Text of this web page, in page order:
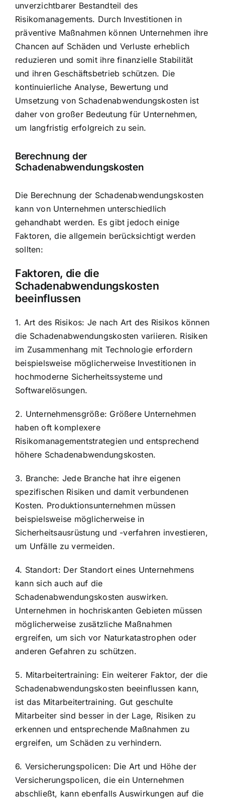
unverzichtbarer Bestandteil des
Risikomanagements. Durch Investitionen in
präventive Maßnahmen können Unternehmen ihre
Chancen auf Schäden und Verluste erheblich
reduzieren und somit ihre finanzielle Stabilität
und ihren Geschäftsbetrieb schützen. Die
kontinuierliche Analyse, Bewertung und
Umsetzung von Schadenabwendungskosten ist
daher von großer Bedeutung für Unternehmen,
um langfristig erfolgreich zu sein.
Berechnung der
Schadenabwendungskosten
Die Berechnung der Schadenabwendungskosten
kann von Unternehmen unterschiedlich
gehandhabt werden. Es gibt jedoch einige
Faktoren, die allgemein berücksichtigt werden
sollten:
Faktoren, die die
Schadenabwendungskosten
beeinflussen
1. Art des Risikos: Je nach Art des Risikos können
die Schadenabwendungskosten variieren. Risiken
im Zusammenhang mit Technologie erfordern
beispielsweise möglicherweise Investitionen in
hochmoderne Sicherheitssysteme und
Softwarelösungen.
2. Unternehmensgröße: Größere Unternehmen
haben oft komplexere
Risikomanagementstrategien und entsprechend
höhere Schadenabwendungskosten.
3. Branche: Jede Branche hat ihre eigenen
spezifischen Risiken und damit verbundenen
Kosten. Produktionsunternehmen müssen
beispielsweise möglicherweise in
Sicherheitsausrüstung und -verfahren investieren,
um Unfälle zu vermeiden.
4. Standort: Der Standort eines Unternehmens
kann sich auch auf die
Schadenabwendungskosten auswirken.
Unternehmen in hochriskanten Gebieten müssen
möglicherweise zusätzliche Maßnahmen
ergreifen, um sich vor Naturkatastrophen oder
anderen Gefahren zu schützen.
5. Mitarbeitertraining: Ein weiterer Faktor, der die
Schadenabwendungskosten beeinflussen kann,
ist das Mitarbeitertraining. Gut geschulte
Mitarbeiter sind besser in der Lage, Risiken zu
erkennen und entsprechende Maßnahmen zu
ergreifen, um Schäden zu verhindern.
6. Versicherungspolicen: Die Art und Höhe der
Versicherungspolicen, die ein Unternehmen
abschließt, kann ebenfalls Auswirkungen auf die